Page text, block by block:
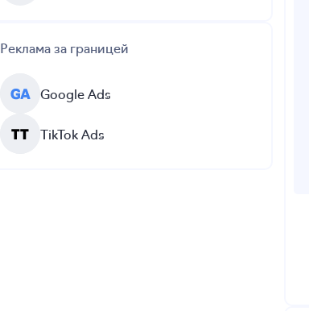
Реклама за границей
Google Ads
TikTok Ads